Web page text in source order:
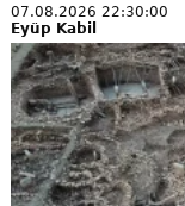
07.08.2026 22:30:00
Eyüp Kabil